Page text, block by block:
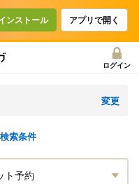
ンストール アプリで開く
ログイン
変更
索条件
ト予約